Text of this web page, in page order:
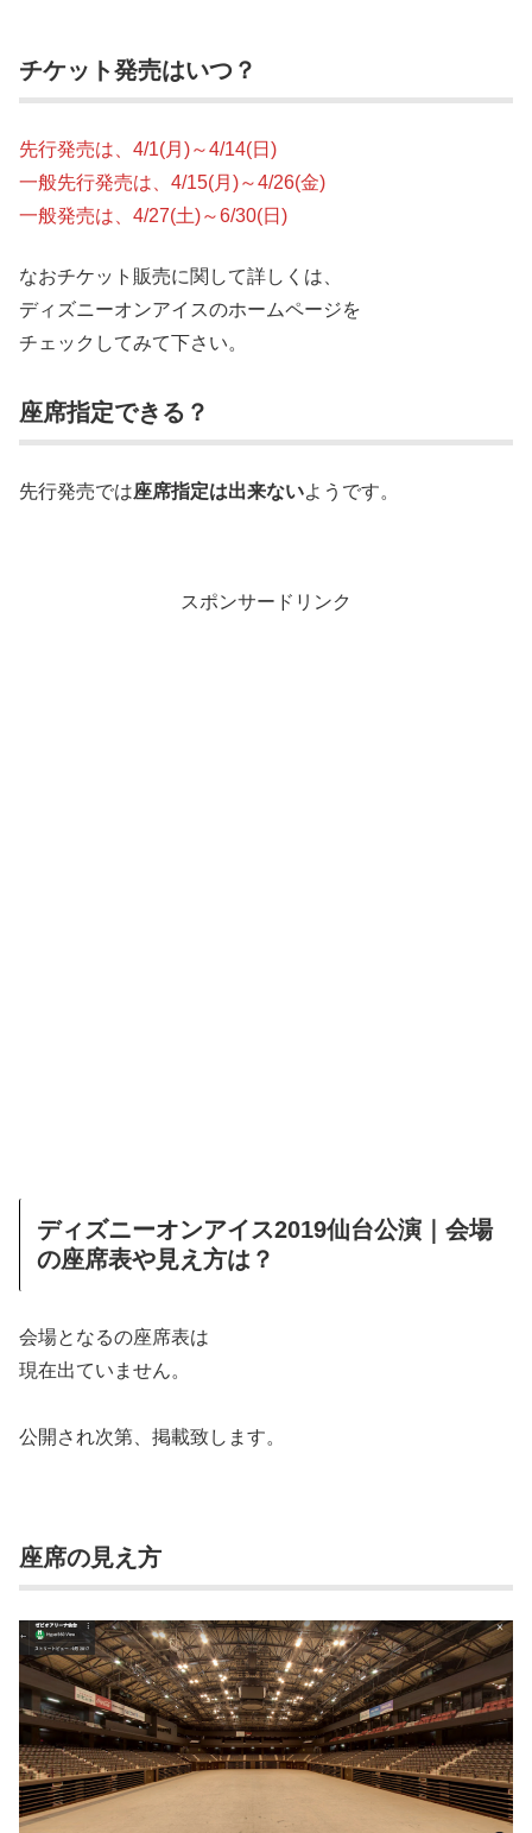
チケット発売はいつ？
先行発売は、4/1(月)～4/14(日)
一般先行発売は、4/15(月)～4/26(金)
一般発売は、4/27(土)～6/30(日)
なおチケット販売に関して詳しくは、
ディズニーオンアイスのホームページを
チェックしてみて下さい。
座席指定できる？
先行発売では座席指定は出来ないようです。
スポンサードリンク
ディズニーオンアイス2019仙台公演｜会場
の座席表や見え方は？
会場となるの座席表は
現在出ていません。
公開され次第、掲載致します。
座席の見え方